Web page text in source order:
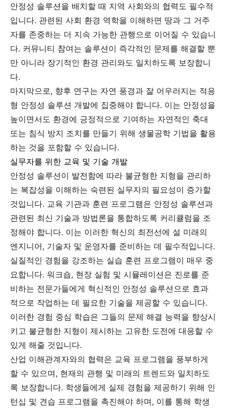
안정성 솔루션을 배치할 때 지역 사회와의 협력도 필수적
입니다. 관련된 사회 환경 역학을 이해하면 땅과 그 거주
자를 존중하는 더 지속 가능한 관행으로 이어질 수 있습니
다. 커뮤니티 참여는 솔루션이 즉각적인 문제를 해결할 뿐
만 아니라 장기적인 환경 관리와도 일치하도록 보장합니
다.
마지막으로, 향후 연구는 자연 풍경과 잘 어우러지는 적응
형 안정성 솔루션 개발에 집중해야 합니다. 이는 안정성을
높이면서도 환경에 긍정적으로 기여하는 자연적인 축대
또는 침식 방지 조치를 만들기 위해 생물공학 기법을 활용
하는 것을 포함할 수 있습니다.
실무자를 위한 교육 및 기술 개발
안정성 솔루션이 발전함에 따라 불균형한 지형을 관리하
는 복잡성을 이해하는 숙련된 실무자의 필요성이 증가할
것입니다. 교육 기관과 훈련 프로그램은 안정성 솔루션과
관련된 최신 기술과 방법론을 통합하도록 커리큘럼을 조
정해야 합니다. 이는 이러한 혁신의 최전선에 설 미래의
엔지니어, 기술자 및 운영자를 준비하는 데 필수적입니다.
실질적인 경험을 강조하는 실습 훈련 프로그램이 매우 중
요합니다. 워크숍, 현장 실험 및 시뮬레이션은 진로를 준
비하는 전문가들에게 혁신적인 안정성 솔루션으로 효과
적으로 작업하는 데 필요한 기술을 제공할 수 있습니다.
이러한 경험 중심 학습은 그들의 문제 해결 능력을 향상시
키고 불균형한 지형이 제시하는 고유한 도전에 대응할 수
있게 해줄 것입니다.
산업 이해관계자와의 협력은 교육 프로그램을 풍부하게
할 수 있으며, 현재의 관행 및 미래의 트렌드와 일치하도
록 보장합니다. 학생들에게 실제 경험을 제공하기 위해 인
턴십 및 견습 프로그램을 촉진해야 하며, 이를 통해 학생